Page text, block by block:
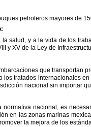
petroleros mayores de
la salud, y a la vida de los
y XV de la Ley de
que transportan
los tratados internacionales en
nacional sin importar
normativa nacional, es
en las zonas marinas
la mejora de los